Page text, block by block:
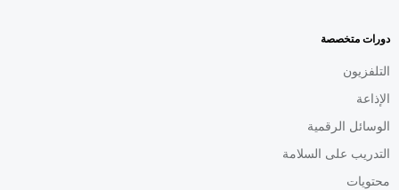
AR
دورات متخصصة
التلفزيون
الإذاعة
الوسائل الرقمية
التدريب على السلامة
محتويات